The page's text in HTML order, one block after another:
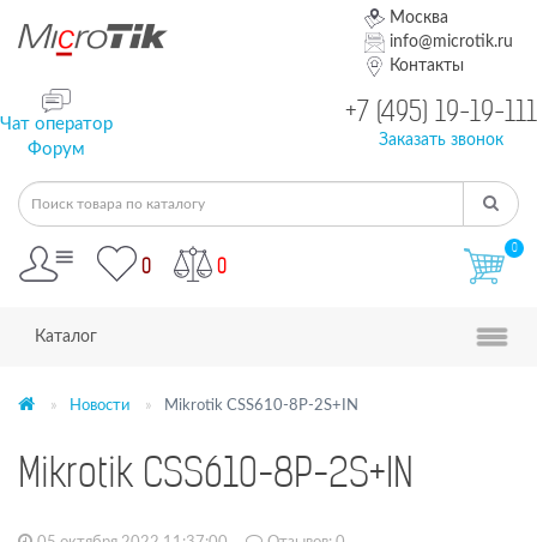
Москва
info@microtik.ru
Контакты
Чат оператор
Форум
+7 (495) 19-19-111
Заказать звонок
0 0
0
Каталог
Новости Mikrotik CSS610-8P-2S+IN
Mikrotik CSS610-8P-2S+IN